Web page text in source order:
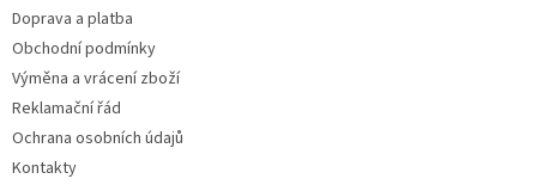
Doprava a platba
Obchodní podmínky
Výměna a vrácení zboží
Reklamační řád
Ochrana osobních údajů
Kontakty